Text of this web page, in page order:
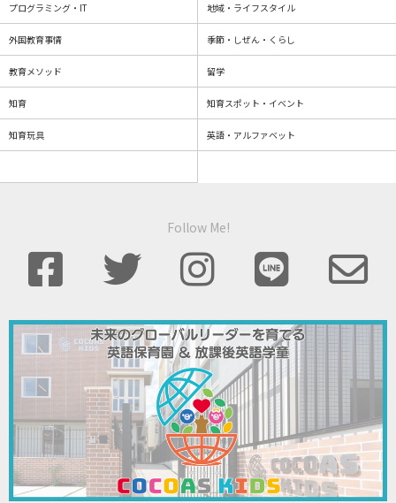
プログラミング・IT 地域・ライフスタイル
外国教育事情 季節・しぜん・くらし
教育メソッド 留学
知育 知育スポット・イベント
知育玩具 英語・アルファベット
Follow Me!